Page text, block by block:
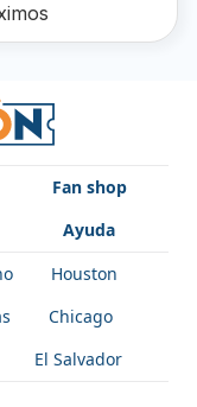
Fan shop
Ayuda
Houston
Chicago
El Salvador